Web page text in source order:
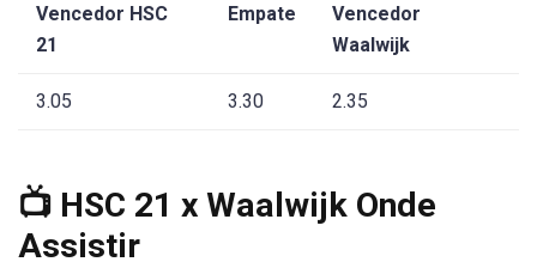
Vencedor HSC
21
Empate
Vencedor
Waalwijk
3.05 3.30 2.35
📺 HSC 21 x Waalwijk Onde
Assistir